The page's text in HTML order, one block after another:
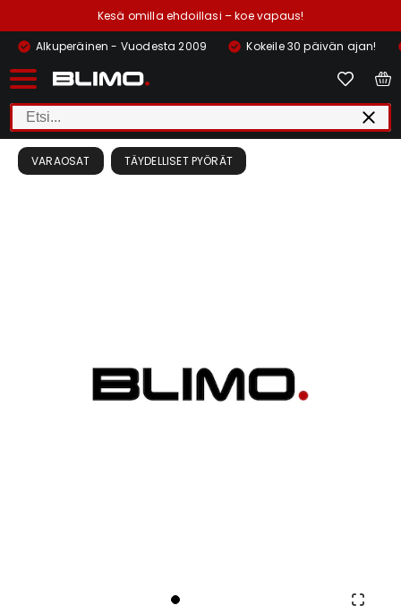
Kesä omilla ehdoillasi – koe vapaus!
Alkuperäinen - Vuodesta 2009
Kokeile 30 päivän ajan!
VARAOSAT TÄYDELLISET PYÖRÄT